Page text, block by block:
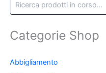
Categorie Shop
Abbigliamento